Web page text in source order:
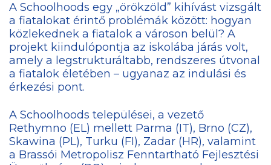
A Schoolhoods egy „örökzöld” kihívást vizsgált
a fiatalokat érintő problémák között: hogyan
közlekednek a fiatalok a városon belül? A
projekt kiindulópontja az iskolába járás volt,
amely a legstrukturáltabb, rendszeres útvonal
a fiatalok életében – ugyanaz az indulási és
érkezési pont.
A Schoolhoods települései, a vezető
Rethymno (EL) mellett Parma (IT), Brno (CZ),
Skawina (PL), Turku (FI), Zadar (HR), valamint
a Brassói Metropolisz Fenntartható Fejlesztési